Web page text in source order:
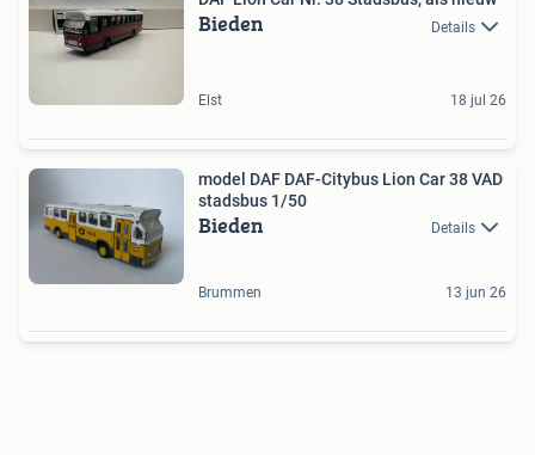
Bieden Details
Elst 18 jul 26
model DAF DAF-Citybus Lion Car 38 VAD
stadsbus 1/50
Bieden Details
Brummen 13 jun 26